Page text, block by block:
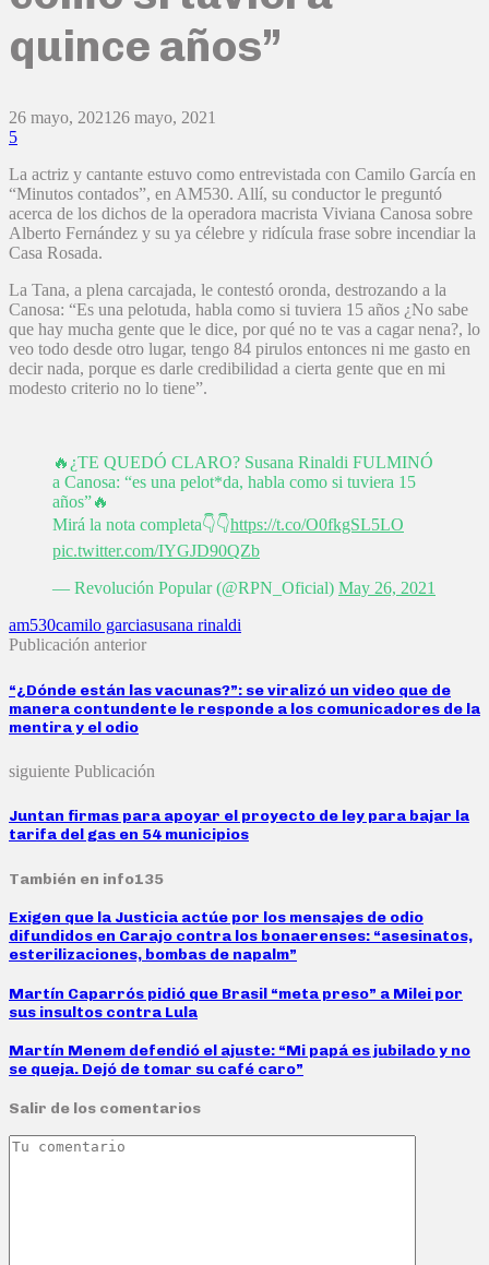
quince años”
26 mayo, 2021 26 mayo, 2021
5
La actriz y cantante estuvo como entrevistada con Camilo García en
“Minutos contados”, en AM530. Allí, su conductor le preguntó
acerca de los dichos de la operadora macrista Viviana Canosa sobre
Alberto Fernández y su ya célebre y ridícula frase sobre incendiar la
Casa Rosada.
La Tana, a plena carcajada, le contestó oronda, destrozando a la
Canosa: “Es una pelotuda, habla como si tuviera 15 años ¿No sabe
que hay mucha gente que le dice, por qué no te vas a cagar nena?, lo
veo todo desde otro lugar, tengo 84 pirulos entonces ni me gasto en
decir nada, porque es darle credibilidad a cierta gente que en mi
modesto criterio no lo tiene”.
🔥¿TE QUEDÓ CLARO? Susana Rinaldi FULMINÓ
a Canosa: “es una pelot*da, habla como si tuviera 15
años”🔥
Mirá la nota completa👇👇https://t.co/O0fkgSL5LO
pic.twitter.com/IYGJD90QZb
— Revolución Popular (@RPN_Oficial) May 26, 2021
am530camilo garciasusana rinaldi
Publicación anterior
“¿Dónde están las vacunas?”: se viralizó un video que de
manera contundente le responde a los comunicadores de la
mentira y el odio
siguiente Publicación
Juntan firmas para apoyar el proyecto de ley para bajar la
tarifa del gas en 54 municipios
También en info135
Exigen que la Justicia actúe por los mensajes de odio
difundidos en Carajo contra los bonaerenses: “asesinatos,
esterilizaciones, bombas de napalm”
Martín Caparrós pidió que Brasil “meta preso” a Milei por
sus insultos contra Lula
Martín Menem defendió el ajuste: “Mi papá es jubilado y no
se queja. Dejó de tomar su café caro”
Salir de los comentarios